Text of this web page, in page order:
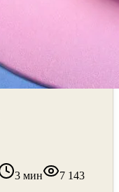
3 мин
7 143